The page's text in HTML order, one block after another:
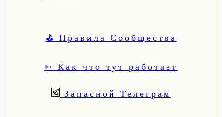
⛳ Правила Сообщества
➳ Как что тут работает
Запасной Телеграм